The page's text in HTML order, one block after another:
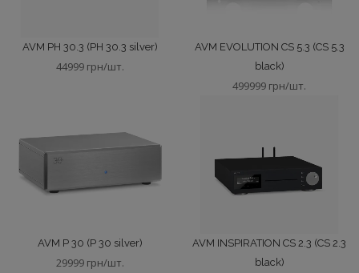
AVM PH 30.3 (PH 30.3 silver)
44999 грн/шт.
AVM EVOLUTION CS 5.3 (CS 5.3
black)
499999 грн/шт.
AVM P 30 (P 30 silver)
29999 грн/шт.
AVM INSPIRATION CS 2.3 (CS 2.3
black)